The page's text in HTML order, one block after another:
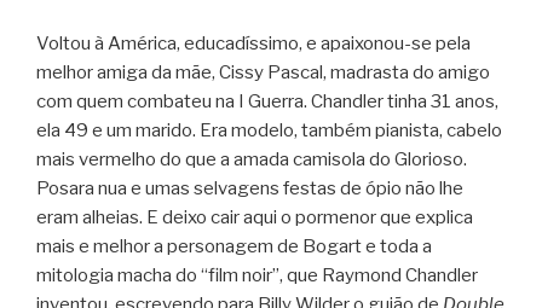
Voltou à América, educadíssimo, e apaixonou-se pela
melhor amiga da mãe, Cissy Pascal, madrasta do amigo
com quem combateu na I Guerra. Chandler tinha 31 anos,
ela 49 e um marido. Era modelo, também pianista, cabelo
mais vermelho do que a amada camisola do Glorioso.
Posara nua e umas selvagens festas de ópio não lhe
eram alheias. E deixo cair aqui o pormenor que explica
mais e melhor a personagem de Bogart e toda a
mitologia macha do “film noir”, que Raymond Chandler